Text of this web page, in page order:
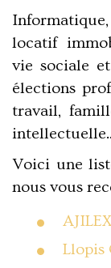
locatif
vie sociale et
élections
travail,
Voici une
nous vous
AJILEX
Llopis